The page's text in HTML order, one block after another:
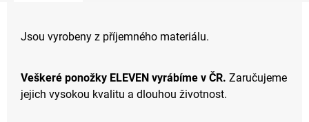
Jsou vyrobeny z příjemného materiálu.
Veškeré ponožky ELEVEN vyrábíme v ČR. Zaručujeme
jejich vysokou kvalitu a dlouhou životnost.